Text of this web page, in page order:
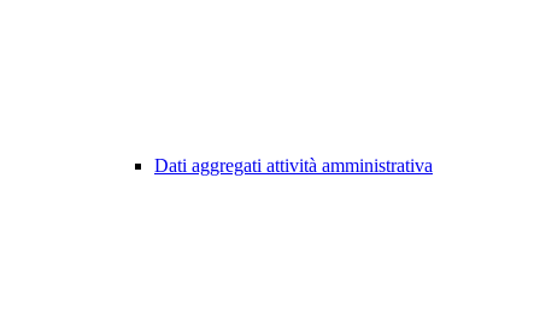
Dati aggregati attività amministrativa